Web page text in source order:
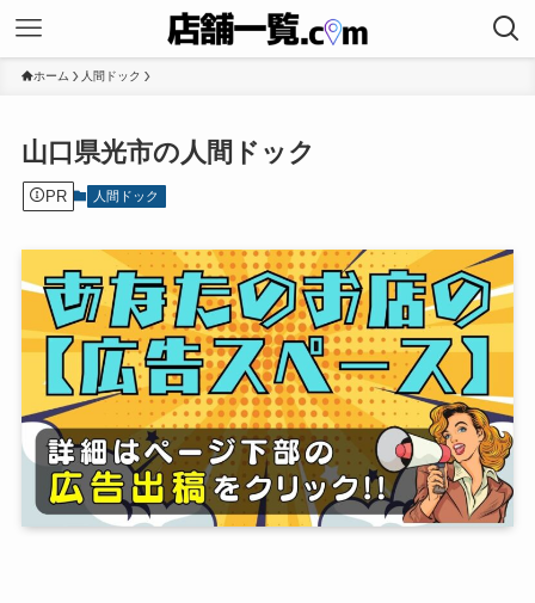
ホーム 人間ドック
山口県光市の人間ドック
PR 人間ドック